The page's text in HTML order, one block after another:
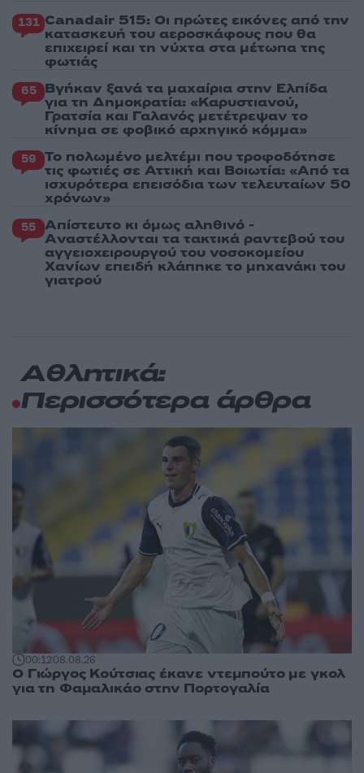
131 Canadair 515: Οι πρώτες εικόνες από την
κατασκευή του αεροσκάφους που θα
επιχειρεί και τη νύχτα στα μέτωπα της
φωτιάς
65 Βγήκαν ξανά τα μαχαίρια στην Ελπίδα
για τη Δημοκρατία: «Καρυστιανού,
Γρατσία και Γαλανός μετέτρεψαν το
κίνημα σε φοβικό αρχηγικό κόμμα»
59 Το πολωμένο μελτέμι που τροφοδότησε
τις φωτιές σε Αττική και Βοιωτία: «Από τα
ισχυρότερα επεισόδια των τελευταίων 50
χρόνων»
55 Απίστευτο κι όμως αληθινό -
Aναστέλλονται τα τακτικά ραντεβού του
αγγειοχειρουργού του νοσοκομείου
Χανίων επειδή κλάπηκε το μηχανάκι του
γιατρού
Αθλητικά:
Περισσότερα άρθρα
00:1208.08.26
Ο Γιώργος Κούτσιας έκανε ντεμπούτο με γκολ
για τη Φαμαλικάο στην Πορτογαλία